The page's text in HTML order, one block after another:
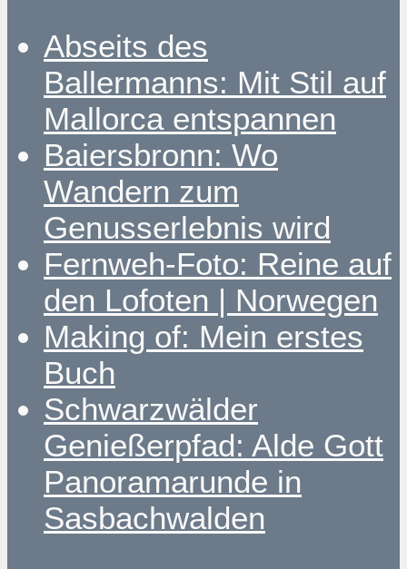
Abseits des
Ballermanns: Mit Stil auf
Mallorca entspannen
Baiersbronn: Wo
Wandern zum
Genusserlebnis wird
Fernweh-Foto: Reine auf
den Lofoten | Norwegen
Making of: Mein erstes
Buch
Schwarzwälder
Genießerpfad: Alde Gott
Panoramarunde in
Sasbachwalden